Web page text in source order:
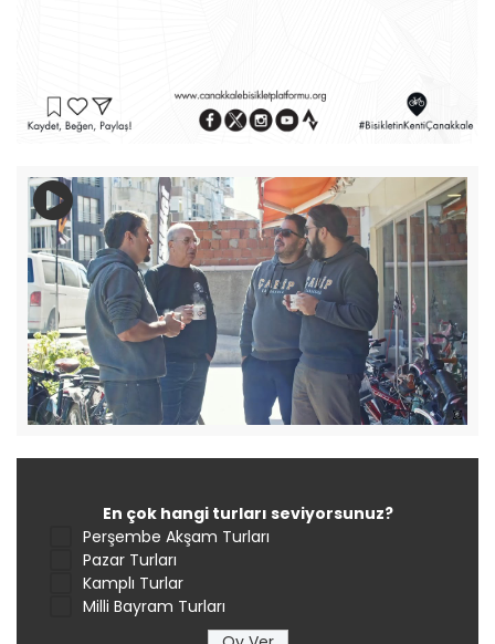
En çok hangi turları seviyorsunuz?
Perşembe Akşam Turları
Pazar Turları
Kamplı Turlar
Milli Bayram Turları